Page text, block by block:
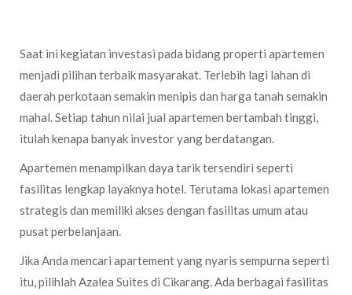
Saat ini kegiatan investasi pada bidang properti apartemen
menjadi pilihan terbaik masyarakat. Terlebih lagi lahan di
daerah perkotaan semakin menipis dan harga tanah semakin
mahal. Setiap tahun nilai jual apartemen bertambah tinggi,
itulah kenapa banyak investor yang berdatangan.
Apartemen menampilkan daya tarik tersendiri seperti
fasilitas lengkap layaknya hotel. Terutama lokasi apartemen
strategis dan memiliki akses dengan fasilitas umum atau
pusat perbelanjaan.
Jika Anda mencari apartement yang nyaris sempurna seperti
itu, pilihlah Azalea Suites di Cikarang. Ada berbagai fasilitas